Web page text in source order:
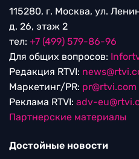
115280, г. Москва, ул.
д. 26, этаж 2
тел: +7 (499) 579-86-96
Для общих вопросов:
Редакция RTVI:
Маркетинг/PR: pr@rtvi.com
Реклама RTVI: adv-
Партнерские материалы
Достойные новости